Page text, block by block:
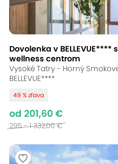
Dovolenka v
wellness centrom
Vysoké Tatry - Horný
BELLEVUE****
49 % zľava
od 201,60 €
295 - 1 332,00 €